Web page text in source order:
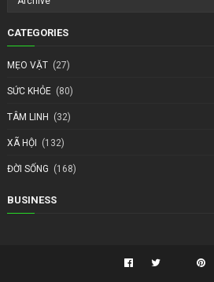
CATEGORIES
MẸO VẶT (27)
SỨC KHỎE (80)
TÂM LINH (32)
XÃ HỘI (132)
ĐỜI SỐNG (168)
BUSINESS